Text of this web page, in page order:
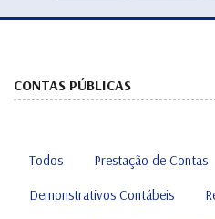
CONTAS PÚBLICAS
Todos Prestação de Contas
Demonstrativos Contábeis